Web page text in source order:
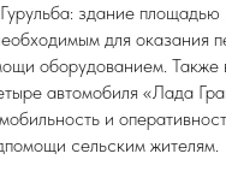
здание
для оказания
оборудованием. Также
автомобиля «Лада
и
сельским жителям.